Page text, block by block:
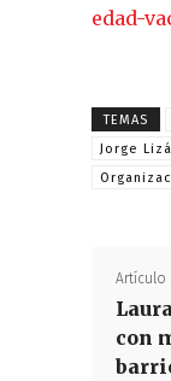
edad-
TEMAS
Jorge
Artículo
con